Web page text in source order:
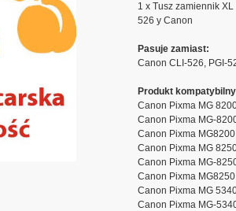
1 x Tusz zamiennik
526 y Canon
Pasuje zamiast:
Canon CLI-526, PGI-
Produkt
Canon Pixma MG
Canon Pixma MG-
Canon Pixma
Canon Pixma MG
Canon Pixma MG-
Canon Pixma MG8250
Canon Pixma MG
Canon Pixma MG-